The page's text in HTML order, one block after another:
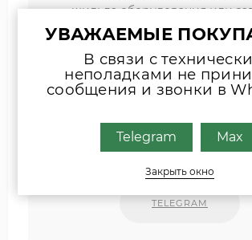
шильда оборудования или
удобным для Вас
Наши специалисты свяжутся
MAX
TELEGRAM
УВАЖАЕМЫЕ
В связи с
неполадками не
сообщения и звонки в
Telegram Max
Закрыть окно